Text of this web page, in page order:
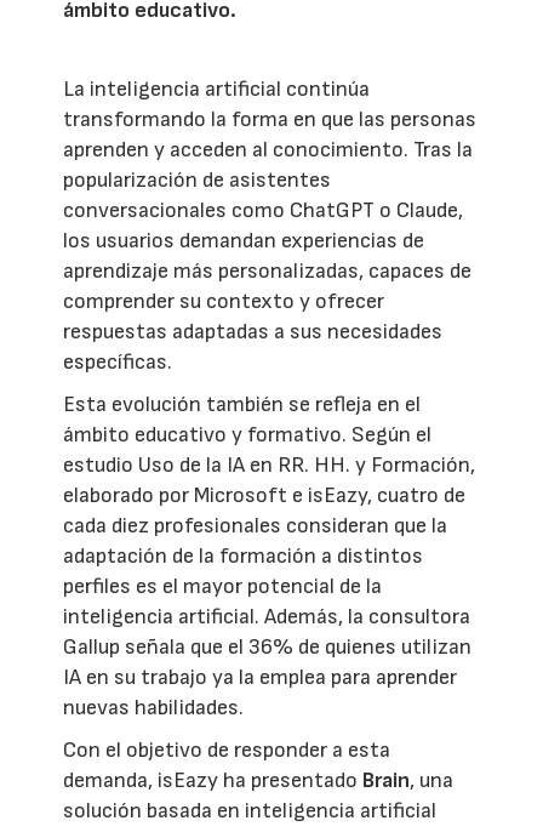
ámbito educativo.
La inteligencia artificial continúa
transformando la forma en que las personas
aprenden y acceden al conocimiento. Tras la
popularización de asistentes
conversacionales como ChatGPT o Claude,
los usuarios demandan experiencias de
aprendizaje más personalizadas, capaces de
comprender su contexto y ofrecer
respuestas adaptadas a sus necesidades
específicas.
Esta evolución también se refleja en el
ámbito educativo y formativo. Según el
estudio Uso de la IA en RR. HH. y Formación,
elaborado por Microsoft e isEazy, cuatro de
cada diez profesionales consideran que la
adaptación de la formación a distintos
perfiles es el mayor potencial de la
inteligencia artificial. Además, la consultora
Gallup señala que el 36% de quienes utilizan
IA en su trabajo ya la emplea para aprender
nuevas habilidades.
Con el objetivo de responder a esta
demanda, isEazy ha presentado Brain, una
solución basada en inteligencia artificial